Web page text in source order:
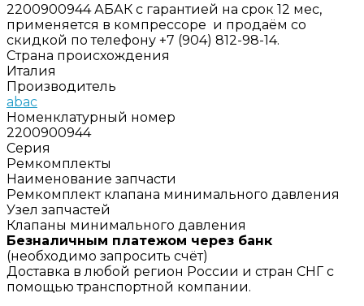
2200900944 АБАК с гарантией на срок 12 мес,
применяется в компрессоре и продаём со
скидкой по телефону +7 (904) 812-98-14.
Страна происхождения
Италия
Производитель
abac
Номенклатурный номер
2200900944
Серия
Ремкомплекты
Наименование запчасти
Ремкомплект клапана минимального давления
Узел запчастей
Клапаны минимального давления
Безналичным платежом через банк
(необходимо запросить счёт)
Доставка в любой регион России и стран СНГ с
помощью транспортной компании.